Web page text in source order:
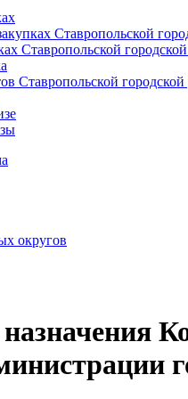
Ставропольской
Ставропольской
Ставропольской
округов